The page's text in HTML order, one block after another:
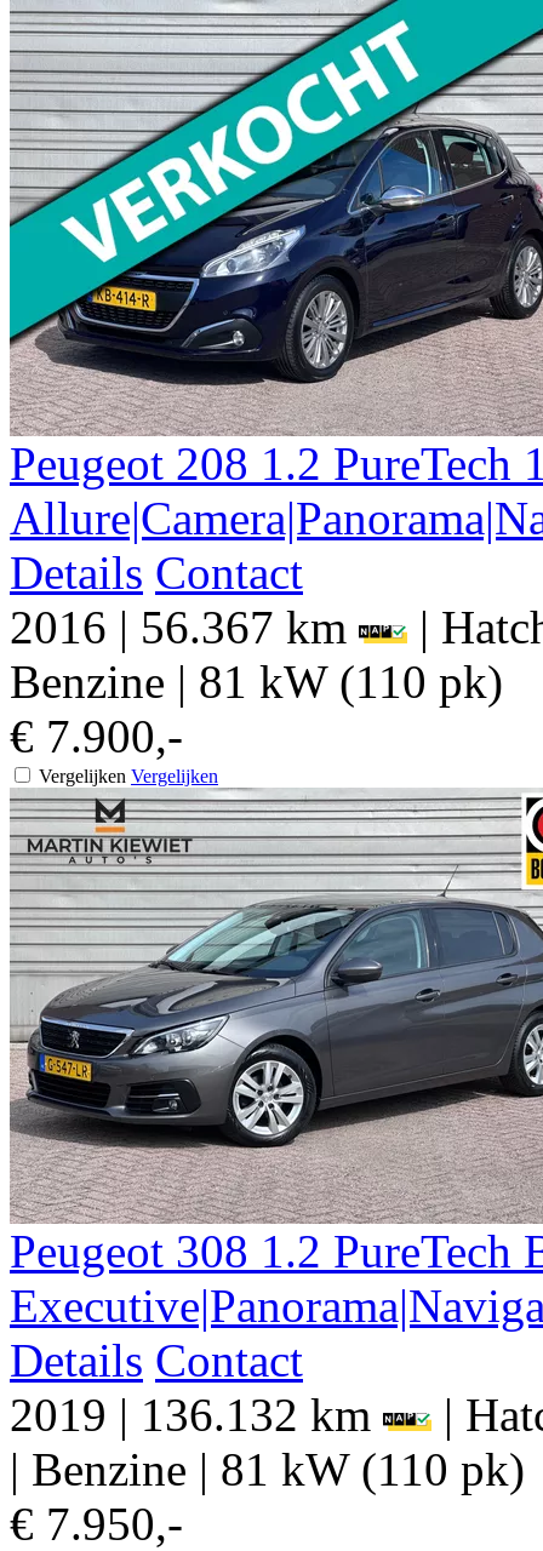
Peugeot 208 1.2 PureTech
Details Contact
2016 | 56.367 km |
Benzine | 81 kW (110 pk)
€ 7.900,-
Vergelijken Vergelijken
Peugeot 308 1.2 PureTech
Details Contact
2019 | 136.132 km |
| Benzine | 81 kW (110 pk)
€ 7.950,-